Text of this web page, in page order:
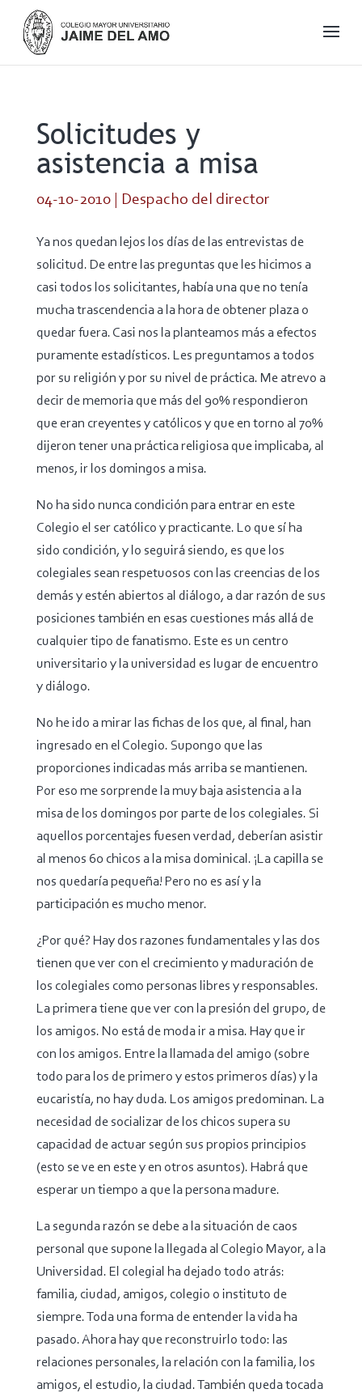
Solicitudes y
asistencia a misa
04-10-2010| Despacho del director
Ya nos quedan lejos los días de las entrevistas de
solicitud. De entre las preguntas que les hicimos a
casi todos los solicitantes, había una que no tenía
mucha trascendencia a la hora de obtener plaza o
quedar fuera. Casi nos la planteamos más a efectos
puramente estadísticos. Les preguntamos a todos
por su religión y por su nivel de práctica. Me atrevo a
decir de memoria que más del 90% respondieron
que eran creyentes y católicos y que en torno al 70%
dijeron tener una práctica religiosa que implicaba, al
menos, ir los domingos a misa.
No ha sido nunca condición para entrar en este
Colegio el ser católico y practicante. Lo que sí ha
sido condición, y lo seguirá siendo, es que los
colegiales sean respetuosos con las creencias de los
demás y estén abiertos al diálogo, a dar razón de sus
posiciones también en esas cuestiones más allá de
cualquier tipo de fanatismo. Este es un centro
universitario y la universidad es lugar de encuentro
y diálogo.
No he ido a mirar las fichas de los que, al final, han
ingresado en el Colegio. Supongo que las
proporciones indicadas más arriba se mantienen.
Por eso me sorprende la muy baja asistencia a la
misa de los domingos por parte de los colegiales. Si
aquellos porcentajes fuesen verdad, deberían asistir
al menos 60 chicos a la misa dominical. ¡La capilla se
nos quedaría pequeña! Pero no es así y la
participación es mucho menor.
¿Por qué? Hay dos razones fundamentales y las dos
tienen que ver con el crecimiento y maduración de
los colegiales como personas libres y responsables.
La primera tiene que ver con la presión del grupo, de
los amigos. No está de moda ir a misa. Hay que ir
con los amigos. Entre la llamada del amigo (sobre
todo para los de primero y estos primeros días) y la
eucaristía, no hay duda. Los amigos predominan. La
necesidad de socializar de los chicos supera su
capacidad de actuar según sus propios principios
(esto se ve en este y en otros asuntos). Habrá que
esperar un tiempo a que la persona madure.
La segunda razón se debe a la situación de caos
personal que supone la llegada al Colegio Mayor, a la
Universidad. El colegial ha dejado todo atrás:
familia, ciudad, amigos, colegio o instituto de
siempre. Toda una forma de entender la vida ha
pasado. Ahora hay que reconstruirlo todo: las
relaciones personales, la relación con la familia, los
amigos, el estudio, la ciudad. También queda tocada